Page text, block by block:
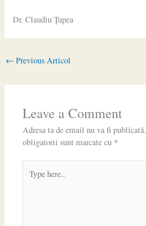
Dr. Claudiu Ţupea
← Previous Articol
Leave a Comment
Adresa ta de email nu va fi publicată.
obligatorii sunt marcate cu *
here..